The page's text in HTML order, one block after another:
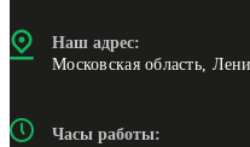
Наш адрес:
Московская область,
Часы работы: